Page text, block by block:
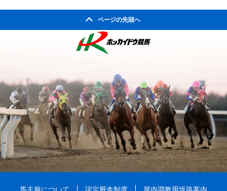
2009年03月
2008年01月
2007年02月
2007年01月
2006年03月
2006年02月
2006年01月
2005年08月
2005年07月
2005年04月
2005年03月
2005年02月
2005年01月
2004年06月
2004年05月
2004年04月
2004年03月
2004年02月
2004年01月
2003年07月
2003年06月
2003年05月
2003年04月
2003年01月
ページの先頭へ